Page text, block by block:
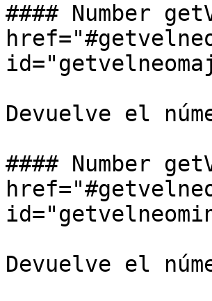
#### Number
Devuelve el
#### Number
Devuelve el